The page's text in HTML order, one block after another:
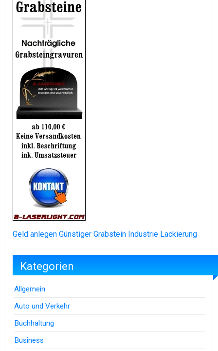
Geld anlegen Günstiger Grabstein Industrie Lackierung
Kategorien
Allgemein
Auto und Verkehr
Buchhaltung
Business